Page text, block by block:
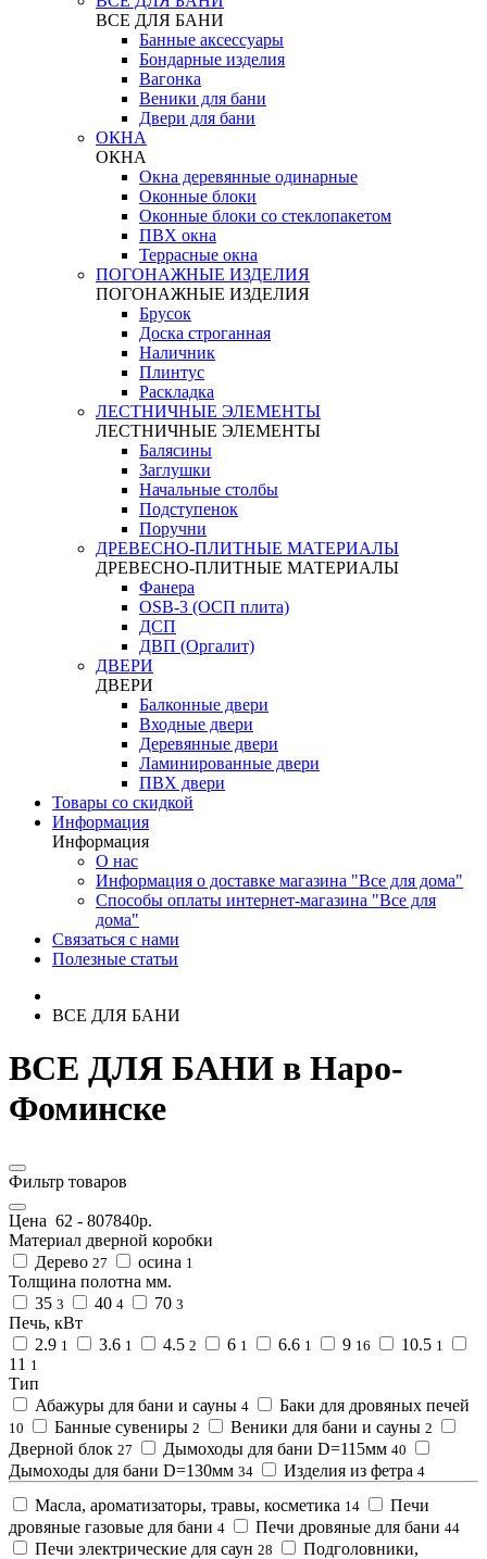
ВСЕ ДЛЯ БАНИ
Банные аксессуары
Бондарные изделия
Вагонка
Веники для бани
Двери для бани
ОКНА
ОКНА
Окна деревянные одинарные
Оконные блоки
Оконные блоки со стеклопакетом
ПВХ окна
Террасные окна
ПОГОНАЖНЫЕ ИЗДЕЛИЯ
ПОГОНАЖНЫЕ ИЗДЕЛИЯ
Брусок
Доска строганная
Наличник
Плинтус
Раскладка
ЛЕСТНИЧНЫЕ ЭЛЕМЕНТЫ
ЛЕСТНИЧНЫЕ ЭЛЕМЕНТЫ
Балясины
Заглушки
Начальные столбы
Подступенок
Поручни
ДРЕВЕСНО-ПЛИТНЫЕ МАТЕРИАЛЫ
ДРЕВЕСНО-ПЛИТНЫЕ МАТЕРИАЛЫ
Фанера
OSB-3 (ОСП плита)
ДСП
ДВП (Оргалит)
ДВЕРИ
ДВЕРИ
Балконные двери
Входные двери
Деревянные двери
Ламинированные двери
ПВХ двери
Товары со скидкой
Информация
Информация
О нас
Информация о доставке магазина "Все для дома"
Способы оплаты интернет-магазина "Все для
дома"
Связаться с нами
Полезные статьи
ВСЕ ДЛЯ БАНИ
ВСЕ ДЛЯ БАНИ в Наро-
Фоминске
Фильтр товаров
Цена 62 - 807840р.
Материал дверной коробки
Дерево 27 осина 1
Толщина полотна мм.
35 3 40 4 70 3
Печь, кВт
2.9 1 3.6 1 4.5 2 6 1 6.6 1 9 16 10.5 1
11 1
Тип
Абажуры для бани и сауны 4 Баки для дровяных печей
10 Банные сувениры 2 Веники для бани и сауны 2
Дверной блок 27 Дымоходы для бани D=115мм 40
Дымоходы для бани D=130мм 34 Изделия из фетра 4
Масла, ароматизаторы, травы, косметика 14
Печи
дровяные газовые для бани 4 Печи дровяные для бани 44
Печи электрические для саун 28
Подголовники,